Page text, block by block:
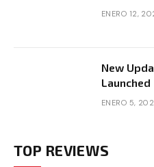
ENERO 12,
New
Launched
ENERO 5,
TOP REVIEWS